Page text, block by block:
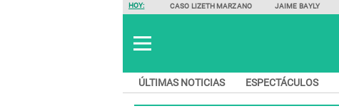
HOY: CASO LIZETH MARZANO JAIME BAYLY
ÚLTIMAS NOTICIAS ESPECTÁCULOS